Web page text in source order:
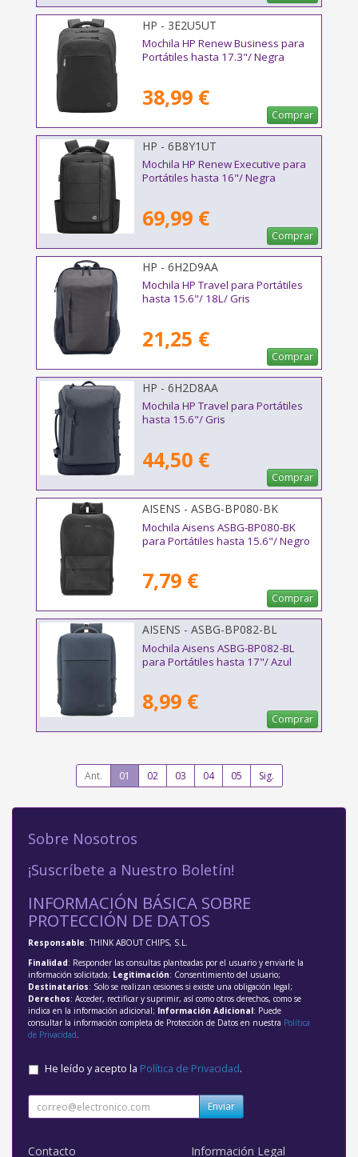
HP - 3E2U5UT
Mochila HP Renew Business para
Portátiles hasta 17.3"/ Negra
38,99 €
Comprar
HP - 6B8Y1UT
Mochila HP Renew Executive para
Portátiles hasta 16"/ Negra
69,99 €
Comprar
HP - 6H2D9AA
Mochila HP Travel para Portátiles
hasta 15.6"/ 18L/ Gris
21,25 €
Comprar
HP - 6H2D8AA
Mochila HP Travel para Portátiles
hasta 15.6"/ Gris
44,50 €
Comprar
AISENS - ASBG-BP080-BK
Mochila Aisens ASBG-BP080-BK
para Portátiles hasta 15.6"/ Negro
7,79 €
Comprar
AISENS - ASBG-BP082-BL
Mochila Aisens ASBG-BP082-BL
para Portátiles hasta 17"/ Azul
8,99 €
Comprar
Ant. 01 02 03 04 05 Sig.
Sobre Nosotros
¡Suscríbete a Nuestro Boletín!
INFORMACIÓN BÁSICA SOBRE
PROTECCIÓN DE DATOS
Responsable: THINK ABOUT CHIPS, S.L.
Finalidad: Responder las consultas planteadas por el usuario y enviarle la
información solicitada; Legitimación: Consentimiento del usuario;
Destinatarios: Solo se realizan cesiones si existe una obligación legal;
Derechos: Acceder, rectificar y suprimir, así como otros derechos, como se
indica en la información adicional; Información Adicional: Puede
consultar la información completa de Protección de Datos en nuestra Política
de Privacidad.
He leído y acepto la Política de Privacidad.
Enviar
Contacto Información Legal